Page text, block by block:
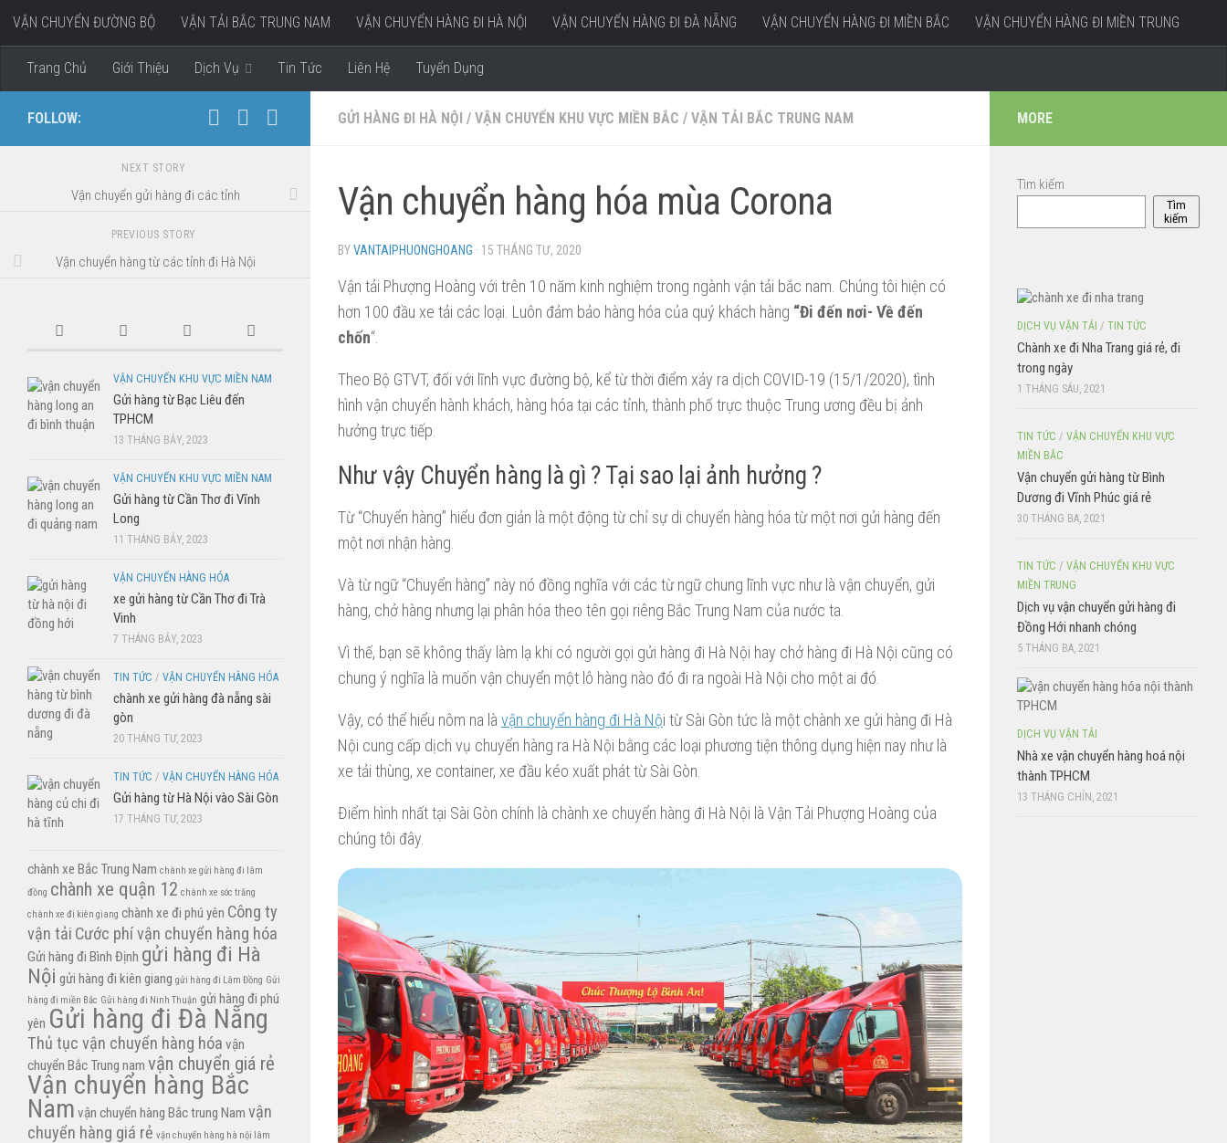
Skip to content
VẬN CHUYỂN ĐƯỜNG BỘ VẬN TẢI BẮC TRUNG NAM VẬN CHUYỂN HÀNG ĐI HÀ NỘI VẬN CHUYỂN HÀNG ĐI ĐÀ NẴNG VẬN CHUYỂN HÀNG ĐI MIỀN BẮC VẬN CHUYỂN HÀNG ĐI MIỀN TRUNG
VẬN CHUYỂN HÀNG ĐI MIỀN TÂY
Trang Chủ Giới Thiệu Dịch Vụ Tin Tức Liên Hệ Tuyển Dụng
GỬI HÀNG ĐI HÀ NỘI / VẬN CHUYỂN KHU VỰC MIỀN BẮC / VẬN TẢI BẮC TRUNG NAM
Vận chuyển hàng hóa mùa Corona
BYVANTAIPHUONGHOANG · 15 THÁNG TƯ, 2020
Vận tải Phượng Hoàng với trên 10 năm kinh nghiệm trong ngành vận tải bắc nam. Chúng tôi hiện có
hơn 100 đầu xe tải các loại. Luôn đảm bảo hàng hóa của quý khách hàng “Đi đến nơi- Về đến
chốn“.
Theo Bộ GTVT, đối với lĩnh vực đường bộ, kể từ thời điểm xảy ra dịch COVID-19 (15/1/2020), tình
hình vận chuyển hành khách, hàng hóa tại các tỉnh, thành phố trực thuộc Trung ương đều bị ảnh
hưởng trực tiếp.
Như vậy Chuyển hàng là gì ? Tại sao lại ảnh hưởng ?
Từ “Chuyển hàng” hiểu đơn giản là một động từ chỉ sự di chuyển hàng hóa từ một nơi gửi hàng đến
một nơi nhận hàng.
Và từ ngữ “Chuyển hàng” này nó đồng nghĩa với các từ ngữ chung lĩnh vực như là vận chuyển, gửi
hàng, chở hàng nhưng lại phân hóa theo tên gọi riêng Bắc Trung Nam của nước ta.
Vì thế, bạn sẽ không thấy làm lạ khi có người gọi gửi hàng đi Hà Nội hay chở hàng đi Hà Nội cũng có
chung ý nghĩa là muốn vận chuyển một lô hàng nào đó đi ra ngoài Hà Nội cho một ai đó.
Vậy, có thể hiểu nôm na là vận chuyển hàng đi Hà Nội từ Sài Gòn tức là một chành xe gửi hàng đi Hà
Nội cung cấp dịch vụ chuyển hàng ra Hà Nội bằng các loại phương tiện thông dụng hiện nay như là
xe tải thùng, xe container, xe đầu kéo xuất phát từ Sài Gòn.
Điểm hình nhất tại Sài Gòn chính là chành xe chuyển hàng đi Hà Nội là Vận Tải Phượng Hoàng của
chúng tôi đây.
FOLLOW:
NEXT STORY
Vận chuyển gửi hàng đi các tỉnh
PREVIOUS STORY
Vận chuyển hàng từ các tỉnh đi Hà Nội
VẬN CHUYỂN KHU VỰC MIỀN NAM
Gửi hàng từ Bạc Liêu đến
TPHCM
13 THÁNG BẢY, 2023
VẬN CHUYỂN KHU VỰC MIỀN NAM
Gửi hàng từ Cần Thơ đi Vĩnh
Long
11 THÁNG BẢY, 2023
VẬN CHUYỂN HÀNG HÓA
xe gửi hàng từ Cần Thơ đi Trà
Vinh
7 THÁNG BẢY, 2023
TIN TỨC / VẬN CHUYỂN HÀNG HÓA
chành xe gửi hàng đà nẵng sài
gòn
20 THÁNG TƯ, 2023
TIN TỨC / VẬN CHUYỂN HÀNG HÓA
Gửi hàng từ Hà Nội vào Sài Gòn
17 THÁNG TƯ, 2023
chành xe Bắc Trung Nam chành xe gửi hàng đi lâm
đồng chành xe quận 12 chành xe sóc trăng
chành xe đi kiên giang chành xe đi phú yên Công ty
vận tải Cước phí vận chuyển hàng hóa
Gửi hàng đi Bình Định gửi hàng đi Hà
Nội gửi hàng đi kiên giang gửi hàng đi Lâm Đồng Gửi
hàng đi miền Bắc Gửi hàng đi Ninh Thuận gửi hàng đi phú
yên Gửi hàng đi Đà Nẵng
Thủ tục vận chuyển hàng hóa vận
chuyển Bắc Trung nam vận chuyển giá rẻ
Vận chuyển hàng Bắc
Nam vận chuyển hàng Bắc trung Nam vận
chuyển hàng giá rẻ vận chuyển hàng hà nội lâm
MORE
Tìm kiếm
Tìm
kiếm
DỊCH VỤ VẬN TẢI / TIN TỨC
Chành xe đi Nha Trang giá rẻ, đi
trong ngày
1 THÁNG SÁU, 2021
TIN TỨC / VẬN CHUYỂN KHU VỰC
MIỀN BẮC
Vận chuyển gửi hàng từ Bình
Dương đi Vĩnh Phúc giá rẻ
30 THÁNG BA, 2021
TIN TỨC / VẬN CHUYỂN KHU VỰC
MIỀN TRUNG
Dịch vụ vận chuyển gửi hàng đi
Đồng Hới nhanh chóng
5 THÁNG BA, 2021
DỊCH VỤ VẬN TẢI
Nhà xe vận chuyển hàng hoá nội
thành TPHCM
13 THÁNG CHÍN, 2021